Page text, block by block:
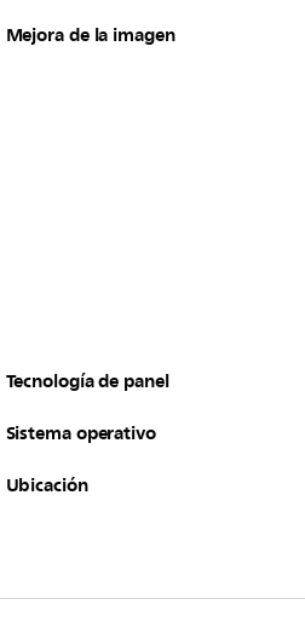
Mejora de la imagen
Tecnología de panel
Sistema operativo
Ubicación